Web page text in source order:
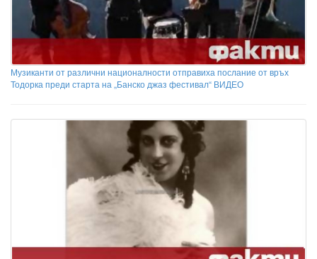
Музиканти от различни националности отправиха послание от връх
Тодорка преди старта на „Банско джаз фестивал“ ВИДЕО